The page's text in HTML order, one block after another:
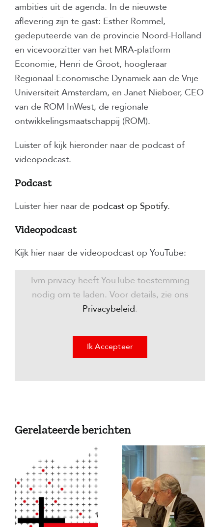
ambities uit de agenda. In de nieuwste
aflevering zijn te gast: Esther Rommel,
gedeputeerde van de provincie Noord-Holland
en vicevoorzitter van het MRA-platform
Economie, Henri de Groot, hoogleraar
Regionaal Economische Dynamiek aan de Vrije
Universiteit Amsterdam, en Janet Nieboer, CEO
van de ROM InWest, de regionale
ontwikkelingsmaatschappij (ROM).
Luister of kijk hieronder naar de podcast of
videopodcast.
Podcast
Luister hier naar de podcast op Spotify.
Videopodcast
Kijk hier naar de videopodcast op YouTube:
Ivm privacy heeft YouTube toestemming
nodig om te laden. Voor details, zie ons
Privacybeleid.
Ik Accepteer
Gerelateerde berichten